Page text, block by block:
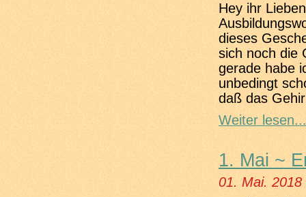
Hey ihr
dieses
sich noch die
gerade habe
unbedingt
daß das
Weiter lesen...
1. Mai ~
01. Mai. 2018